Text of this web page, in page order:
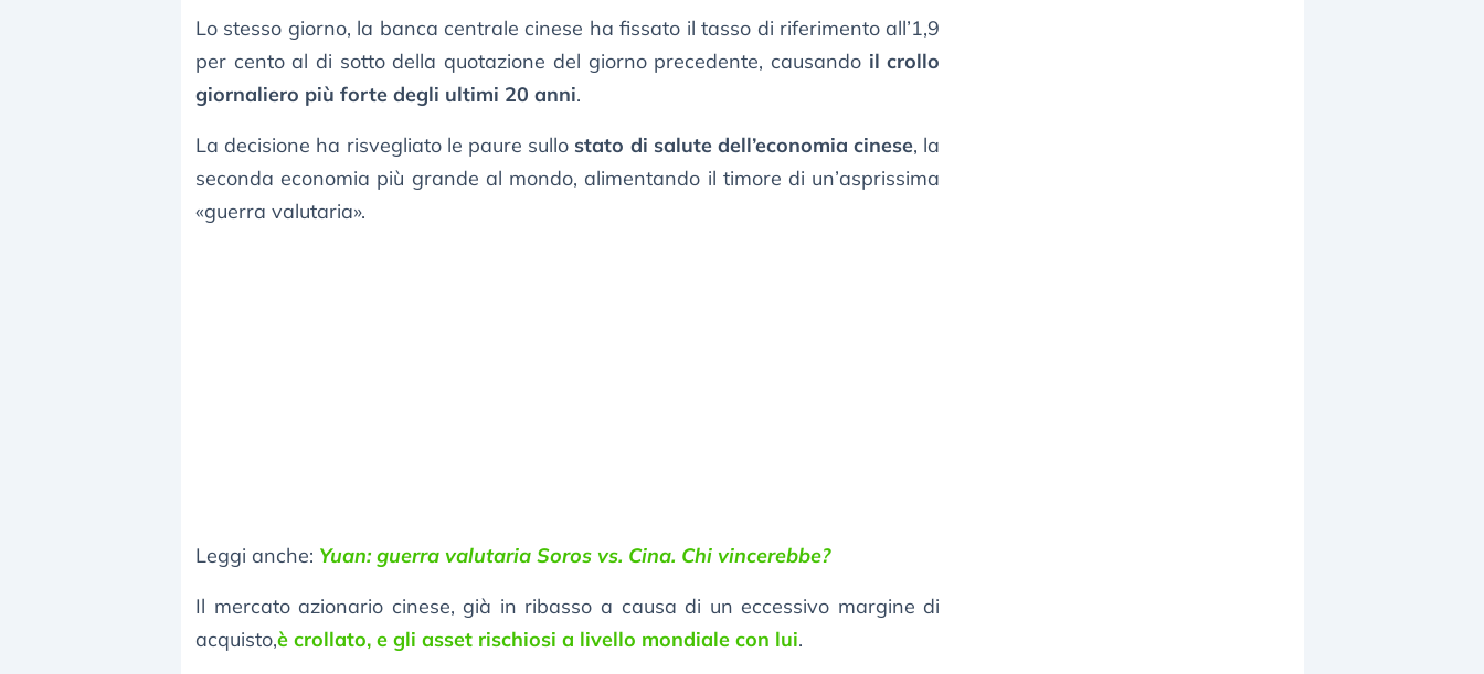
Lo stesso giorno, la banca centrale cinese ha fissato il tasso di riferimento all’1,9
per cento al di sotto della quotazione del giorno precedente, causando il crollo
giornaliero più forte degli ultimi 20 anni.
La decisione ha risvegliato le paure sullo stato di salute dell’economia cinese, la
seconda economia più grande al mondo, alimentando il timore di un’asprissima
«guerra valutaria».
Leggi anche: Yuan: guerra valutaria Soros vs. Cina. Chi vincerebbe?
Il mercato azionario cinese, già in ribasso a causa di un eccessivo margine di
acquisto,è crollato, e gli asset rischiosi a livello mondiale con lui.